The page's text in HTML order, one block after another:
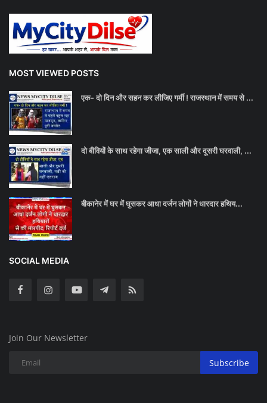
MOST VIEWED POSTS
एक- दो दिन और सहन कर लीजिए गर्मी ! राजस्थान में समय से ...
दो बीवियों के साथ रहेगा जीजा, एक साली और दूसरी घरवाली, ...
बीकानेर में घर में घुसकर आधा दर्जन लोगों ने धारदार हथिय...
SOCIAL MEDIA
Join Our Newsletter
Subscribe